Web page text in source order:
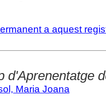
a aquest
d'Aprenentatge
Maria Joana